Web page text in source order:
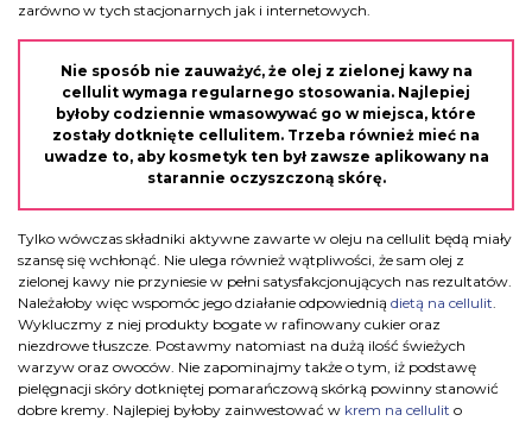
zarówno w tych stacjonarnych jak i internetowych.
Nie sposób nie zauważyć, że olej z zielonej kawy na
cellulit wymaga regularnego stosowania. Najlepiej
byłoby codziennie wmasowywać go w miejsca, które
zostały dotknięte cellulitem. Trzeba również mieć na
uwadze to, aby kosmetyk ten był zawsze aplikowany na
starannie oczyszczoną skórę.
Tylko wówczas składniki aktywne zawarte w oleju na cellulit będą miały
szansę się wchłonąć. Nie ulega również wątpliwości, że sam olej z
zielonej kawy nie przyniesie w pełni satysfakcjonujących nas rezultatów.
Należałoby więc wspomóc jego działanie odpowiednią dietą na cellulit.
Wykluczmy z niej produkty bogate w rafinowany cukier oraz
niezdrowe tłuszcze. Postawmy natomiast na dużą ilość świeżych
warzyw oraz owoców. Nie zapominajmy także o tym, iż podstawę
pielęgnacji skóry dotkniętej pomarańczową skórką powinny stanowić
dobre kremy. Najlepiej byłoby zainwestować w krem na cellulit o